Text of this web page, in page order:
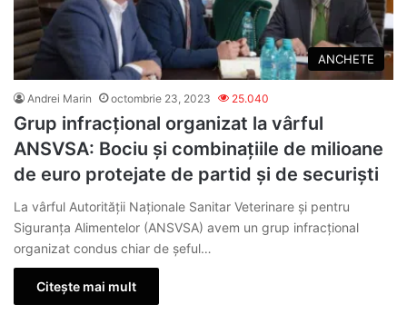
ANCHETE
Andrei Marin octombrie 23, 2023 25.040
Grup infracțional organizat la vârful
ANSVSA: Bociu și combinațiile de milioane
de euro protejate de partid și de securiști
La vârful Autorității Naționale Sanitar Veterinare și pentru
Siguranța Alimentelor (ANSVSA) avem un grup infracțional
organizat condus chiar de șeful…
Citește mai mult